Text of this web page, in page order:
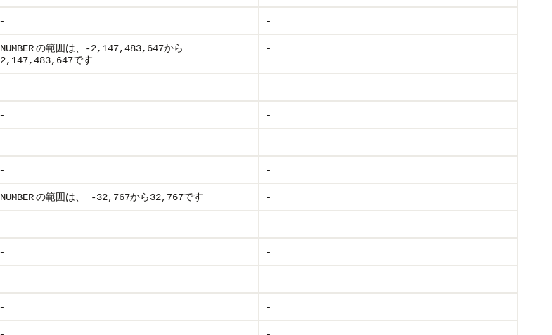
- -
NUMBERの範囲は、 -2,147,483,647から
2,147,483,647です
-
- -
- -
- -
- -
NUMBERの範囲は、 -32,767から32,767です -
- -
- -
- -
- -